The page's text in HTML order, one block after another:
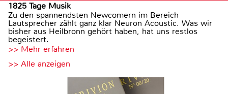
1825 Tage Musik
Zu den spannendsten Newcomern im Bereich
Lautsprecher zählt ganz klar Neuron Acoustic. Was wir
bisher aus Heilbronn gehört haben, hat uns restlos
begeistert.
>> Mehr erfahren
>> Alle anzeigen